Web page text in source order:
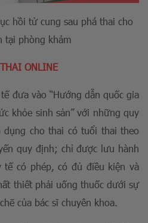
hồi tử cung sau phá thai cho
tại phòng khám
ONLINE
đưa vào “Hướng dẫn quốc gia
khỏe sinh sản” với những quy
cho thai có tuổi thai theo
quy định; chỉ được lưu hành
có phép, có đủ điều kiện và
thiết phải uống thuốc dưới sự
của bác sĩ chuyên khoa.